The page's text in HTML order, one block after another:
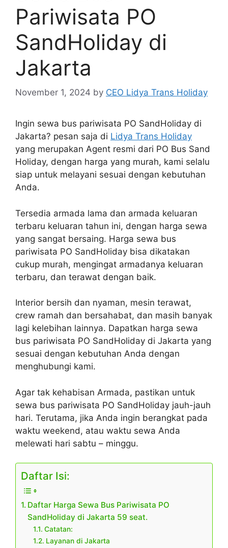
Pariwisata PO
SandHoliday di
Jakarta
November 1, 2024 by CEO Lidya Trans Holiday
Ingin sewa bus pariwisata PO SandHoliday di
Jakarta? pesan saja di Lidya Trans Holiday
yang merupakan Agent resmi dari PO Bus Sand
Holiday, dengan harga yang murah, kami selalu
siap untuk melayani sesuai dengan kebutuhan
Anda.
Tersedia armada lama dan armada keluaran
terbaru keluaran tahun ini, dengan harga sewa
yang sangat bersaing. Harga sewa bus
pariwisata PO SandHoliday bisa dikatakan
cukup murah, mengingat armadanya keluaran
terbaru, dan terawat dengan baik.
Interior bersih dan nyaman, mesin terawat,
crew ramah dan bersahabat, dan masih banyak
lagi kelebihan lainnya. Dapatkan harga sewa
bus pariwisata PO SandHoliday di Jakarta yang
sesuai dengan kebutuhan Anda dengan
menghubungi kami.
Agar tak kehabisan Armada, pastikan untuk
sewa bus pariwisata PO SandHoliday jauh-jauh
hari. Terutama, jika Anda ingin berangkat pada
waktu weekend, atau waktu sewa Anda
melewati hari sabtu – minggu.
Daftar Isi:
Daftar Harga Sewa Bus Pariwisata PO
SandHoliday di Jakarta 59 seat.
Catatan:
Layanan di Jakarta